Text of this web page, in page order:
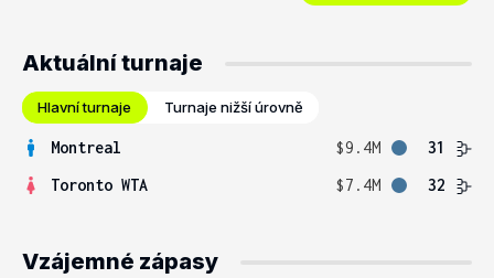
Aktuální turnaje
Hlavní turnaje Turnaje nižší úrovně
Montreal $9.4M
31
Toronto WTA
$7.4M 32
Vzájemné zápasy